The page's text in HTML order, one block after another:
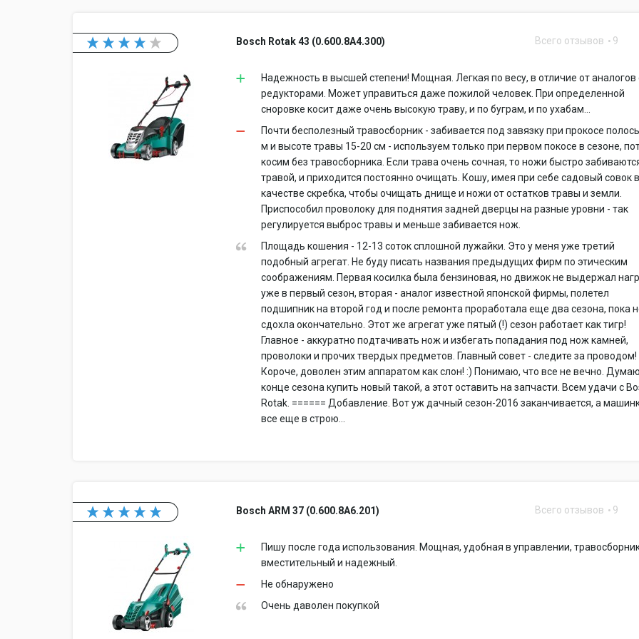
Bosch Rotak 43 (0.600.8A4.300) Всего отзывов 9
Надежность в высшей степени! Мощная. Легкая по весу, в отличие от аналогов
редукторами. Может управиться даже пожилой человек. При определенной
сноровке косит даже очень высокую траву, и по буграм, и по ухабам...
Почти бесполезный травосборник - забивается под завязку при прокосе
м и высоте травы 15-20 см - используем только при первом покосе в сезоне,
косим без травосборника. Если трава очень сочная, то ножи быстро
травой, и приходится постоянно очищать. Кошу, имея при себе садовый совок в
качестве скребка, чтобы очищать днище и ножи от остатков травы и земли.
Приспособил проволоку для поднятия задней дверцы на разные уровни - так
регулируется выброс травы и меньше забивается нож.
Площадь кошения - 12-13 соток сплошной лужайки. Это у меня уже третий
подобный агрегат. Не буду писать названия предыдущих фирм по этическим
соображениям. Первая косилка была бензиновая, но движок не выдержал
уже в первый сезон, вторая - аналог известной японской фирмы, полетел
подшипник на второй год и после ремонта проработала еще два сезона, пока
сдохла окончательно. Этот же агрегат уже пятый (!) сезон работает как тигр!
Главное - аккуратно подтачивать нож и избегать попадания под нож камней,
проволоки и прочих твердых предметов. Главный совет - следите за проводом!
Короче, доволен этим аппаратом как слон! :) Понимаю, что все не вечно.
конце сезона купить новый такой, а этот оставить на запчасти. Всем удачи с
Rotak. ====== Добавление. Вот уж дачный сезон-2016 заканчивается, а
все еще в строю...
Bosch ARM 37 (0.600.8A6.201) Всего отзывов 9
Пишу после года использования. Мощная, удобная в управлении,
вместительный и надежный.
Не обнаружено
Очень даволен покупкой